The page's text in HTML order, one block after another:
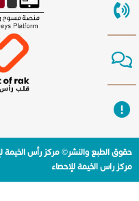
حقوق الطبع والنشر© مركز رأس الخيمة
مركز راس الخيمة للإحصاء